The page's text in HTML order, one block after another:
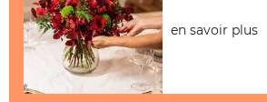
en savoir plus